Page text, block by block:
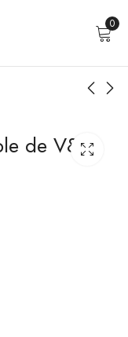
0
en acier
plaqué or
Anneau en acier
inoxydable plaqué or
de V&F